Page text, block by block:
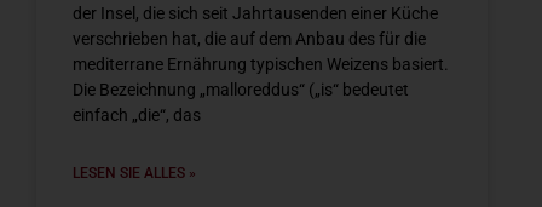
der Insel, die sich seit Jahrtausenden einer Küche
verschrieben hat, die auf dem Anbau des für die
mediterrane Ernährung typischen Weizens basiert.
Die Bezeichnung „malloreddus“ („is“ bedeutet
einfach „die“, das
LESEN SIE ALLES »